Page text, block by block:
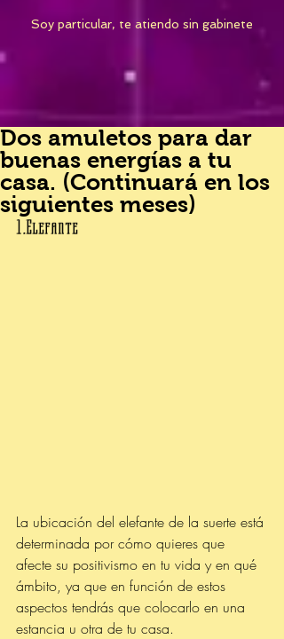
Soy particular, te atiendo sin gabinete
Dos amuletos para dar
buenas energías a tu
casa. (Continuará en los
siguientes meses)
1.Elefante
La ubicación del elefante de la suerte está
determinada por cómo quieres que
afecte su positivismo en tu vida y en qué
ámbito, ya que en función de estos
aspectos tendrás que colocarlo en una
estancia u otra de tu casa.